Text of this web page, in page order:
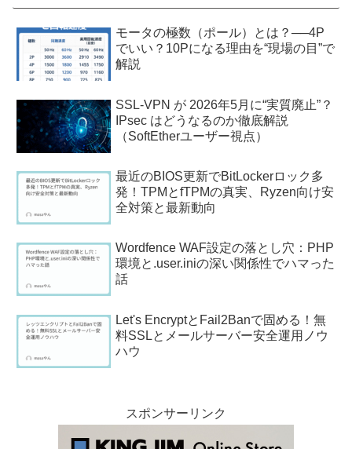
モータの極数（ポール）とは？──4P
でいい？10Pになる理由を“現場の目”で
解説
SSL-VPN が 2026年5月に“実質廃止”？
IPsec はどうなるのか徹底解説
（SoftEtherユーザー視点）
最近のBIOS更新でBitLockerロック多
発！TPMとfTPMの真実、Ryzen向け安
全対策と最新動向
Wordfence WAF設定の落とし穴：PHP
環境と.user.iniの深い関係性でハマった
話
Let's EncryptとFail2Banで固める！無
料SSLとメールサーバー安全運用ノウ
ハウ
スポンサーリンク